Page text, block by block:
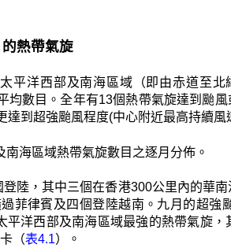
熱帶氣旋
平洋西部及南海區域（即由赤道至
均數目。全年有13個熱帶氣旋達到颱
到超強颱風程度(中心附近最高持續風
海區域熱帶氣旋數目之逐月分佈。
陸，其中三個在香港300公里內的華
菲律賓及四個登陸越南。九月的超強
平洋西部及南海區域最強的熱帶氣旋
（表4.1）。